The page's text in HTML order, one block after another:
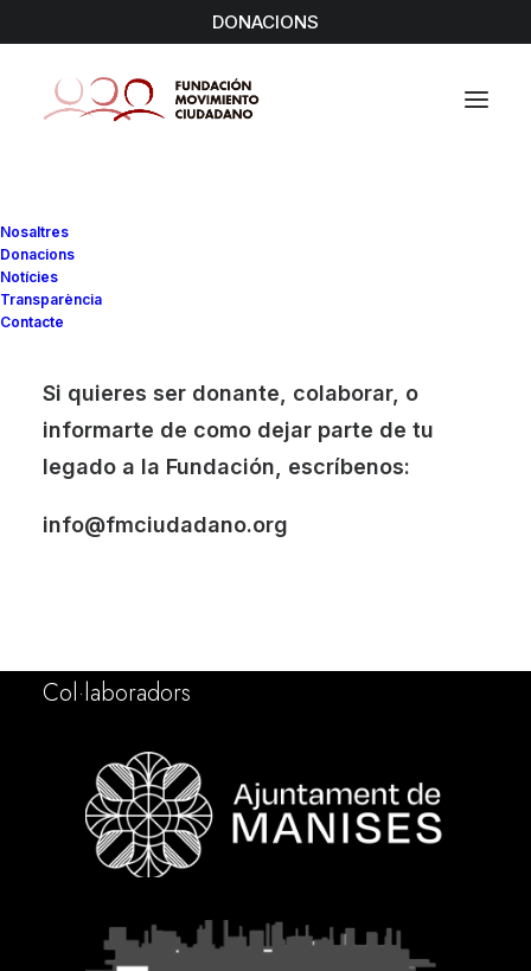
DONACIONS
Nosaltres
Donacions
Notícies
Transparència
Contacte
Si quieres ser donante, colaborar, o
informarte de como dejar parte de tu
legado a la Fundación, escríbenos:
info@fmciudadano.org
Entitats
Col·laboradors